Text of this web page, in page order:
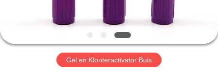
VERZOEK
Gel en Klonteractivator Buis